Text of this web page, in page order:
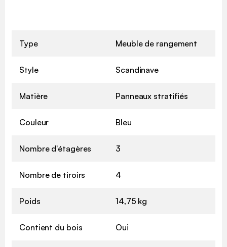
Type Meuble de rangement
Style Scandinave
Matière Panneaux stratifiés
Couleur Bleu
Nombre d'étagères 3
Nombre de tiroirs 4
Poids 14,75 kg
Contient du bois Oui